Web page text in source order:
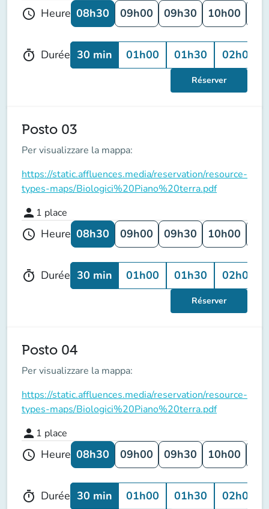
schedule Heure 08h30 09h00 09h30 10h00
timer Durée 30 min 01h00 01h30 02h00
Réserver
Posto 03
Per visualizzare la mappa:
https://static.affluences.media/reservation/resource-
types-maps/Biologici%20Piano%20terra.pdf
person 1 place
schedule Heure 08h30 09h00 09h30 10h00
timer Durée 30 min 01h00 01h30 02h00
Réserver
Posto 04
Per visualizzare la mappa:
https://static.affluences.media/reservation/resource-
types-maps/Biologici%20Piano%20terra.pdf
person 1 place
schedule Heure 08h30 09h00 09h30 10h00
timer Durée 30 min 01h00 01h30 02h00